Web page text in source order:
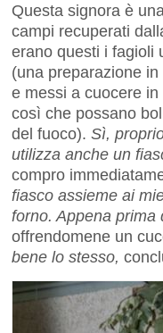
Questa signora è
campi recuperati
erano questi i fagioli
(una preparazione
e messi a cuocere
così che possano
del fuoco). Sì,
utilizza anche un
compro
fiasco assieme ai
forno. Appena
offrendomene un
bene lo stesso,